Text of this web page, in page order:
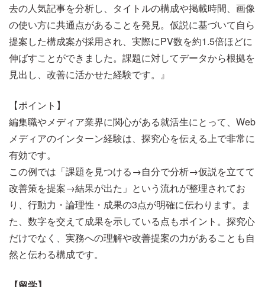
去の人気記事を分析し、タイトルの構成や掲載時間、画像
の使い方に共通点があることを発見。仮説に基づいて自ら
提案した構成案が採用され、実際にPV数を約1.5倍ほどに
伸ばすことができました。課題に対してデータから根拠を
見出し、改善に活かせた経験です。』
【ポイント】
編集職やメディア業界に関心がある就活生にとって、Web
メディアのインターン経験は、探究心を伝える上で非常に
有効です。
この例では「課題を見つける→自分で分析→仮説を立てて
改善策を提案→結果が出た」という流れが整理されてお
り、行動力・論理性・成果の3点が明確に伝わります。ま
た、数字を交えて成果を示している点もポイント。探究心
だけでなく、実務への理解や改善提案の力があることも自
然と伝わる構成です。